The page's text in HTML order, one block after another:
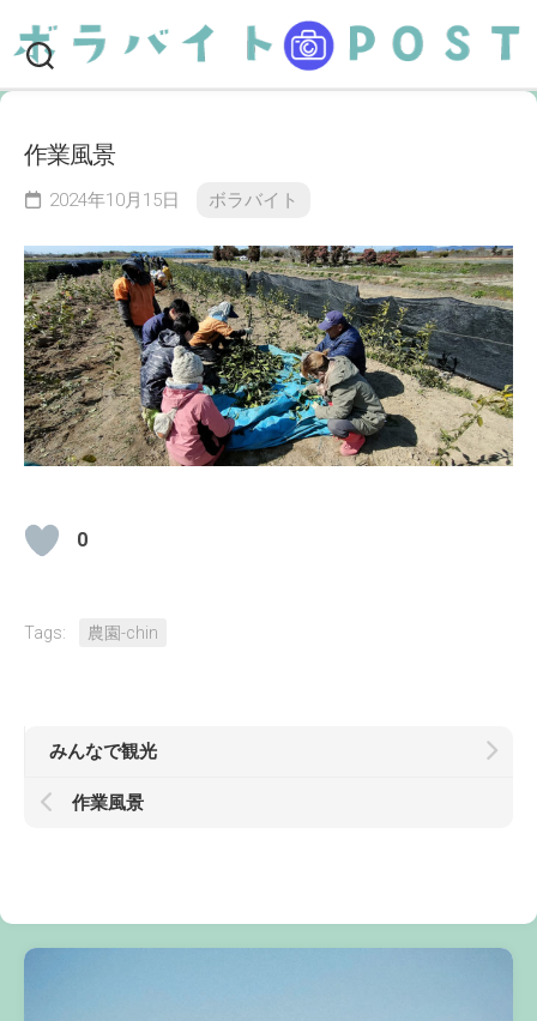
content
作業風景
2024年10月15日 ボラバイト
0
Tags: 農園-chin
みんなで観光
作業風景